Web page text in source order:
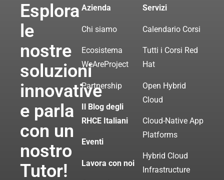
Esplora
le
nostre
soluzioni
innovative
e parla
con un
nostro
Tutor!
Azienda
Chi siamo
Ecosistema
WeAreProject
Partnership
Il Blog degli
RHCE Italiani
Eventi
Lavora con noi
Servizi
Calendario Corsi
Tutti i Corsi Red
Hat
Open Hybrid
Cloud
Cloud-Native App
Platforms
Hybrid Cloud
Infrastructure